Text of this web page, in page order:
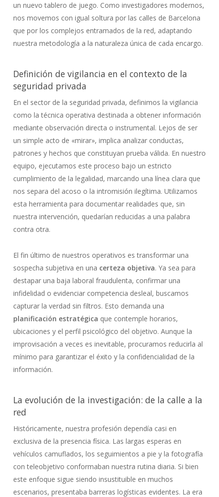
un nuevo tablero de juego. Como investigadores modernos,
nos movemos con igual soltura por las calles de Barcelona
que por los complejos entramados de la red, adaptando
nuestra metodología a la naturaleza única de cada encargo.
Definición de vigilancia en el contexto de la
seguridad privada
En el sector de la seguridad privada, definimos la vigilancia
como la técnica operativa destinada a obtener información
mediante observación directa o instrumental. Lejos de ser
un simple acto de «mirar», implica analizar conductas,
patrones y hechos que constituyan prueba válida. En nuestro
equipo, ejecutamos este proceso bajo un estricto
cumplimiento de la legalidad, marcando una línea clara que
nos separa del acoso o la intromisión ilegítima. Utilizamos
esta herramienta para documentar realidades que, sin
nuestra intervención, quedarían reducidas a una palabra
contra otra.
El fin último de nuestros operativos es transformar una
sospecha subjetiva en una certeza objetiva. Ya sea para
destapar una baja laboral fraudulenta, confirmar una
infidelidad o evidenciar competencia desleal, buscamos
capturar la verdad sin filtros. Esto demanda una
planificación estratégica que contemple horarios,
ubicaciones y el perfil psicológico del objetivo. Aunque la
improvisación a veces es inevitable, procuramos reducirla al
mínimo para garantizar el éxito y la confidencialidad de la
información.
La evolución de la investigación: de la calle a la
red
Históricamente, nuestra profesión dependía casi en
exclusiva de la presencia física. Las largas esperas en
vehículos camuflados, los seguimientos a pie y la fotografía
con teleobjetivo conformaban nuestra rutina diaria. Si bien
este enfoque sigue siendo insustituible en muchos
escenarios, presentaba barreras logísticas evidentes. La era